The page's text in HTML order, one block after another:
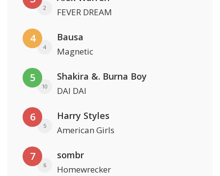
2 FEVER DREAM
4
4
Bausa
Magnetic
5
10
Shakira &. Burna Boy
DAI DAI
6
5
Harry Styles
American Girls
7
6
sombr
Homewrecker